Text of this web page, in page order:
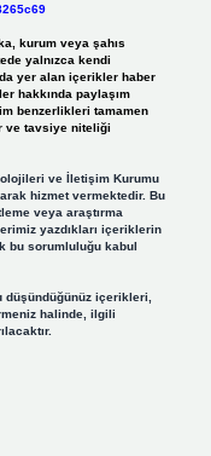
kurum veya şahıs
yalnızca kendi
yer alan içerikler haber
hakkında paylaşım
benzerlikleri tamamen
ve tavsiye niteliği
ve İletişim Kurumu
hizmet vermektedir. Bu
veya araştırma
yazdıkları içeriklerin
bu sorumluluğu kabul
düşündüğünüz içerikleri,
halinde, ilgili